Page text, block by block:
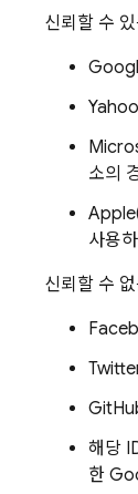
신뢰할 수
소의
사용
신뢰할 수
해당
한